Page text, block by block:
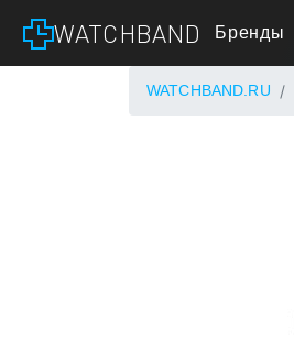
WATCHBAND Бренды
WATCHBAND.RU